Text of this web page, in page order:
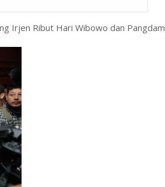
Irjen Ribut Hari Wibowo dan Pangdam